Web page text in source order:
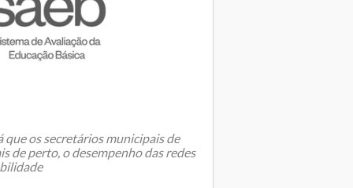
os secretários municipais de
de perto, o desempenho das redes